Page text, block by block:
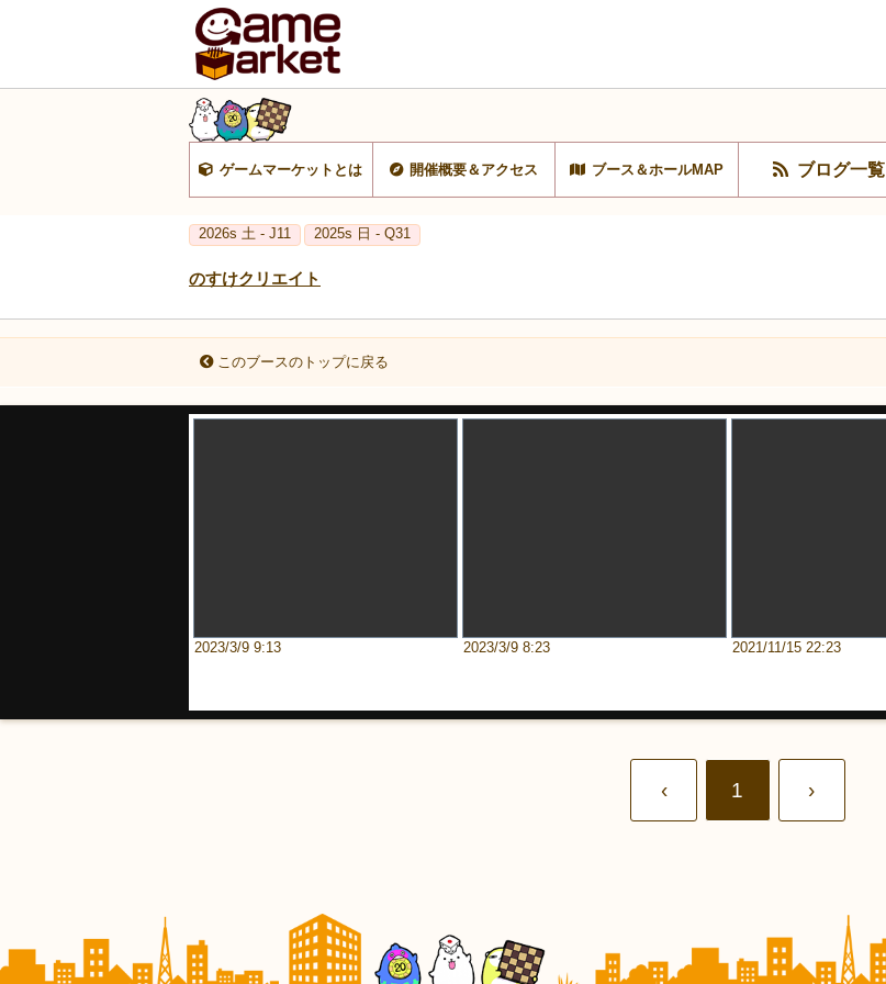
ゲームマーケットとは 開催概要＆アクセス ブース＆ホールMAP ブログ一覧
2026s 土 - J11 2025s 日 - Q31
のすけクリエイト
このブースのトップに戻る
2023/3/9 9:13 2023/3/9 8:23 2021/11/15 22:23
‹ 1 ›